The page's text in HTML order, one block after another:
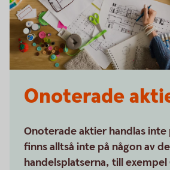
Onoterade
Onoterade aktier handlas inte
finns alltså inte på någon av
handelsplatserna, till exempel